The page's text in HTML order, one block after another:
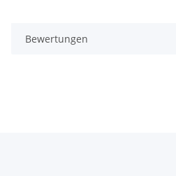
Bewertungen